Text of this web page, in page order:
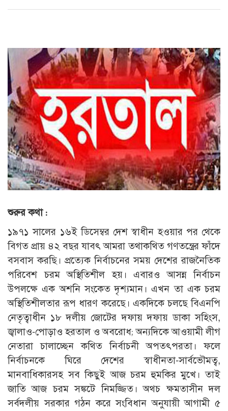
শুরুর কথা :
১৯৭১ সালের ১৬ই ডিসেম্বর দেশ স্বাধীন হওয়ার পর থেকে
বিগত প্রায় ৪২ বছর যাবৎ আমরা তথাকথিত গণতন্ত্রের ফাঁদে
বসবাস করছি। প্রত্যেক নির্বাচনের সময় দেশের রাজনৈতিক
পরিবেশ চরম অস্থিতিশীল হয়। এবারও আসন্ন নির্বাচন
উপলক্ষে এক অশনি সংকেত দৃশ্যমান। এখন তা এক চরম
অস্থিতিশীলতার রূপ ধারণ করেছে। একদিকে চলছে বিএনপি
নেতৃত্বাধীন ১৮ দলীয় জোটের দফায় দফায় ডাকা সহিংস,
জ্বালাও-পোড়াও হরতাল ও অবরোধ; অন্যদিকে আওয়ামী লীগ
নেতারা চালাচ্ছেন কথিত নির্বাচনী অপতৎপরতা। ফলে
নির্বাচনকে ঘিরে দেশের স্বাধীনতা-সার্বভৌমত্ব,
মানবাধিকারসহ সব কিছুই আজ চরম হুমকির মুখে। তাই
জাতি আজ চরম সঙ্কটে নিমজ্জিত। অথচ ক্ষমতাসীন দল
সর্বদলীয় সরকার গঠন করে সংবিধান অনুযায়ী আগামী ৫